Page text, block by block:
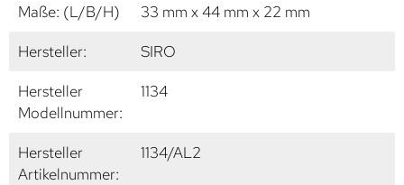
Maße: (L/B/H)
33 mm x 44 mm x 22 mm
Hersteller:
SIRO
Hersteller
Modellnummer:
1134
Hersteller
Artikelnummer:
1134/AL2